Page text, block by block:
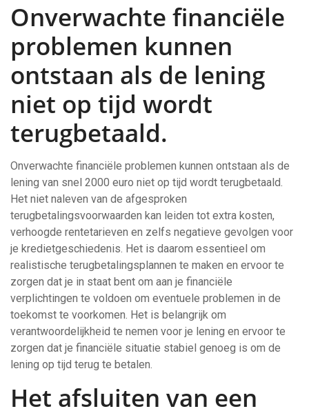
Onverwachte financiële
problemen kunnen
ontstaan als de lening
niet op tijd wordt
terugbetaald.
Onverwachte financiële problemen kunnen ontstaan als de
lening van snel 2000 euro niet op tijd wordt terugbetaald.
Het niet naleven van de afgesproken
terugbetalingsvoorwaarden kan leiden tot extra kosten,
verhoogde rentetarieven en zelfs negatieve gevolgen voor
je kredietgeschiedenis. Het is daarom essentieel om
realistische terugbetalingsplannen te maken en ervoor te
zorgen dat je in staat bent om aan je financiële
verplichtingen te voldoen om eventuele problemen in de
toekomst te voorkomen. Het is belangrijk om
verantwoordelijkheid te nemen voor je lening en ervoor te
zorgen dat je financiële situatie stabiel genoeg is om de
lening op tijd terug te betalen.
Het afsluiten van een